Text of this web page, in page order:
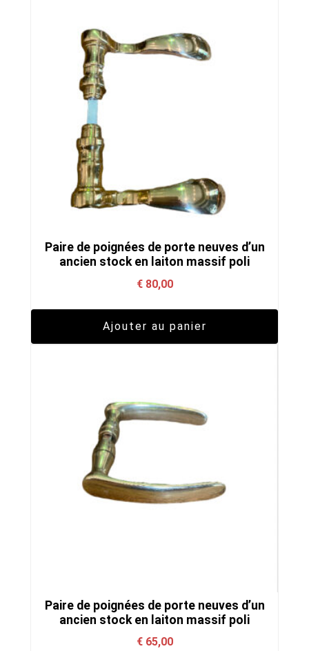
Paire de poignées de porte neuves d’un
ancien stock en laiton massif poli
€80,00
Ajouter au panier
Paire de poignées de porte neuves d’un
ancien stock en laiton massif poli
€65,00